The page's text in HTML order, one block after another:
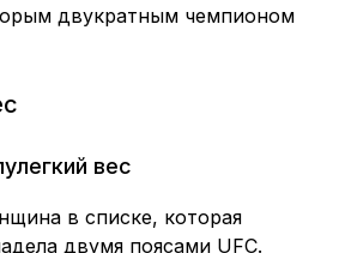
двукратным чемпионом
вес
в списке, которая
двумя поясами UFC.